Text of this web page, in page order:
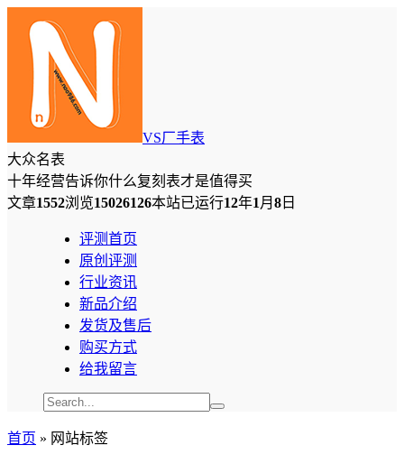
VS厂手表
大众名表
十年经营告诉你什么复刻表才是值得买
文章1552浏览15026126本站已运行12年1 月 8 日
评测首页
原创评测
行业资讯
新品介绍
发货及售后
购买方式
给我留言
首页 » 网站标签